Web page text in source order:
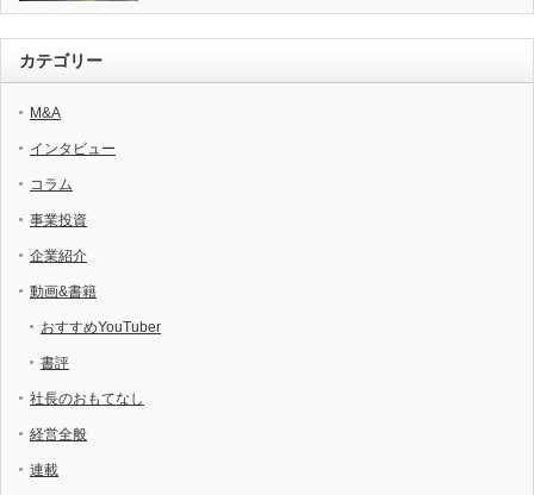
カテゴリー
M&A
インタビュー
コラム
事業投資
企業紹介
動画&書籍
おすすめYouTuber
書評
社長のおもてなし
経営全般
連載